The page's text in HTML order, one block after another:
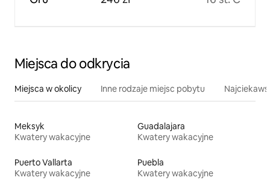
Miejsca do odkrycia
Miejsca w okolicy Inne rodzaje miejsc pobytu
Meksyk
Kwatery wakacyjne
Guadalajara
Kwatery wakacyjne
Puerto Vallarta
Kwatery wakacyjne
Puebla
Kwatery wakacyjne